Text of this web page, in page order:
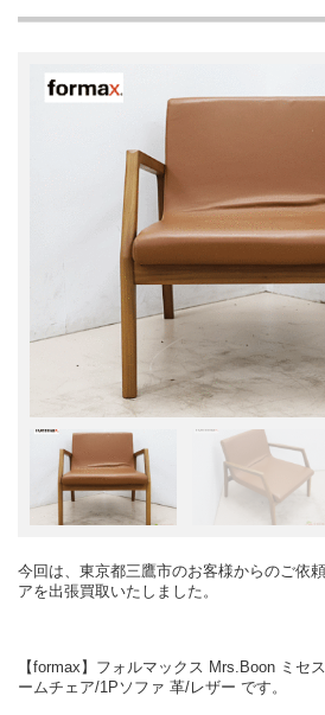
今回は、東京都三鷹市のお客様からのご依
アを出張買取いたしました。
【formax】フォルマックス Mrs.Boon ミセ
ームチェア/1Pソファ 革/レザー です。